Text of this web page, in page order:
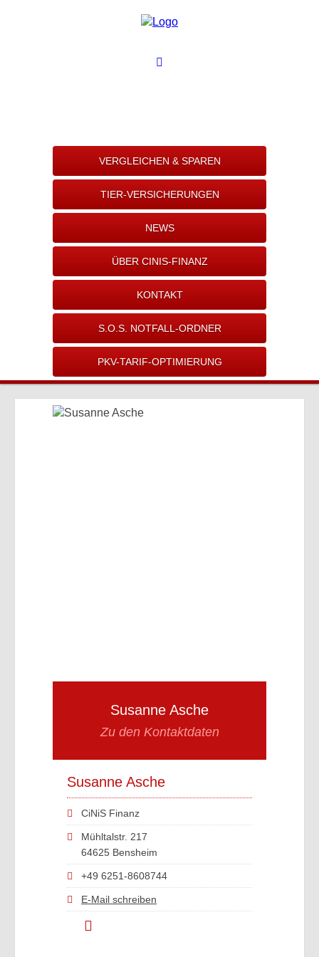
VERGLEICHEN & SPAREN
TIER-VERSICHERUNGEN
NEWS
ÜBER CINIS-FINANZ
KONTAKT
S.O.S. NOTFALL-ORDNER
PKV-TARIF-OPTIMIERUNG
Susanne Asche
Zu den Kontaktdaten
Susanne Asche
CiNiS Finanz
Mühltalstr. 217
64625 Bensheim
+49 6251-8608744
E-Mail schreiben